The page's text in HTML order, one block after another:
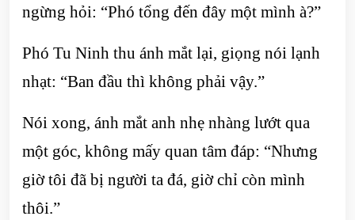
ngừng hỏi: “Phó tổng đến đây một mình à?”
Phó Tu Ninh thu ánh mắt lại, giọng nói lạnh
nhạt: “Ban đầu thì không phải vậy.”
Nói xong, ánh mắt anh nhẹ nhàng lướt qua
một góc, không mấy quan tâm đáp: “Nhưng
giờ tôi đã bị người ta đá, giờ chỉ còn mình
thôi.”